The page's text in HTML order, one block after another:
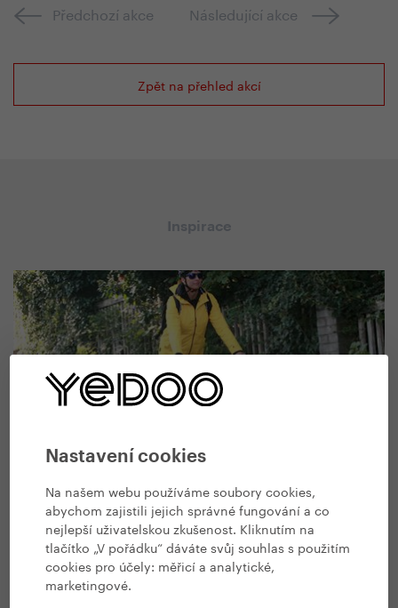
Nastavení cookies
Na našem webu používáme soubory cookies,
abychom zajistili jejich správné fungování a co
nejlepší uživatelskou zkušenost. Kliknutím na
tlačítko „V pořádku“ dáváte svůj souhlas s použitím
cookies pro účely: měřicí a analytické,
marketingové.
Předchozí akce Následující akce
Zpět na přehled akcí
Inspirace
Koloběžka jako lék na podzimní splín
19. 9. 2022 | Vendula Kosíková